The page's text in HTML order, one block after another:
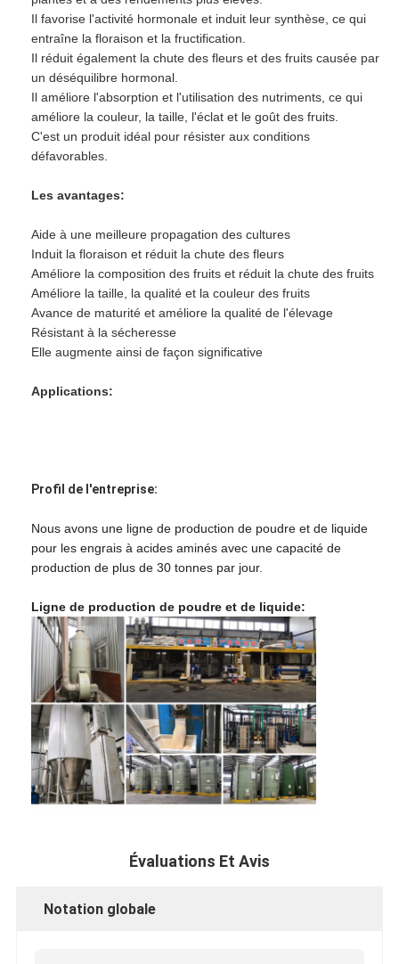
Il favorise l'activité hormonale et induit leur synthèse, ce qui
entraîne la floraison et la fructification.
Il réduit également la chute des fleurs et des fruits causée par
un déséquilibre hormonal.
Il améliore l'absorption et l'utilisation des nutriments, ce qui
améliore la couleur, la taille, l'éclat et le goût des fruits.
C'est un produit idéal pour résister aux conditions
défavorables.
Les avantages:
Aide à une meilleure propagation des cultures
Induit la floraison et réduit la chute des fleurs
Améliore la composition des fruits et réduit la chute des fruits
Améliore la taille, la qualité et la couleur des fruits
Avance de maturité et améliore la qualité de l'élevage
Résistant à la sécheresse
Elle augmente ainsi de façon significative
Applications:
Profil de l'entreprise:
Nous avons une ligne de production de poudre et de liquide
pour les engrais à acides aminés avec une capacité de
production de plus de 30 tonnes par jour.
Ligne de production de poudre et de liquide:
Évaluations Et Avis
Notation globale